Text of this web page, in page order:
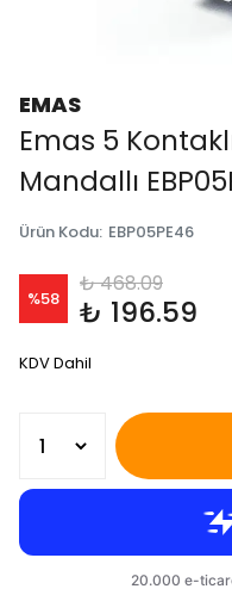
EMAS
Emas 5
Mandallı
Ürün Kodu: EBP05PE46
%58
₺ 468.09
₺ 196.59
KDV Dahil